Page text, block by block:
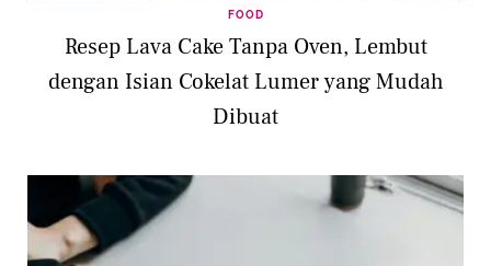
FOOD
Resep Lava Cake Tanpa Oven, Lembut
dengan Isian Cokelat Lumer yang Mudah
Dibuat